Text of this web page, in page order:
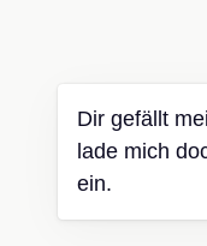
Dir gefällt
lade mich
ein.